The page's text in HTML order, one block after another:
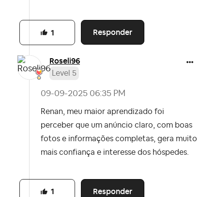
Responder
1
Roseli96
Level 5
‎09-09-2025 06:35 PM
Renan, meu maior aprendizado foi
perceber que um anúncio claro, com boas
fotos e informações completas, gera muito
mais confiança e interesse dos hóspedes.
Responder
1